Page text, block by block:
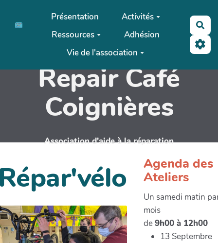
Aller au contenu principal
Présentation
Activités
Ressources
Adhésion
Vie de l'association
Repair Café
Coignières
Association d'aide à la réparation
Agenda des
Ateliers
Un samedi matin
mois
de9h00 à 12h00
13 Septembre